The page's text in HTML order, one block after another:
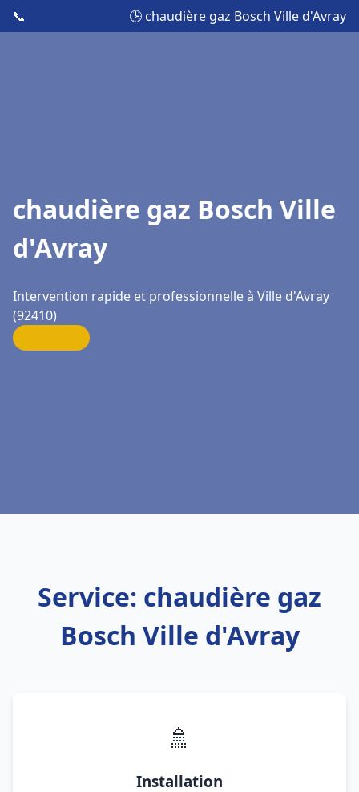
📞 🕒 chaudière gaz Bosch Ville d'Avray
chaudière gaz Bosch Ville
d'Avray
Intervention rapide et professionnelle à Ville d'Avray
(92410)
Service: chaudière gaz
Bosch Ville d'Avray
🚿
Installation